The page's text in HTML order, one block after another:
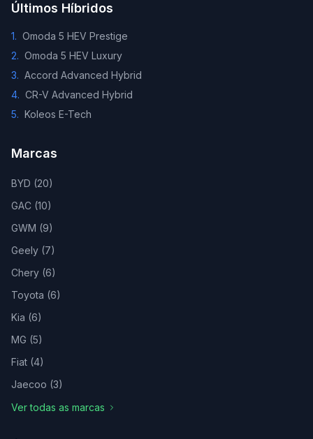
Últimos Híbridos
1. Omoda 5 HEV Prestige
2. Omoda 5 HEV Luxury
3. Accord Advanced Hybrid
4. CR-V Advanced Hybrid
5. Koleos E-Tech
Marcas
BYD (20)
GAC (10)
GWM (9)
Geely (7)
Chery (6)
Toyota (6)
Kia (6)
MG (5)
Fiat (4)
Jaecoo (3)
Ver todas as marcas